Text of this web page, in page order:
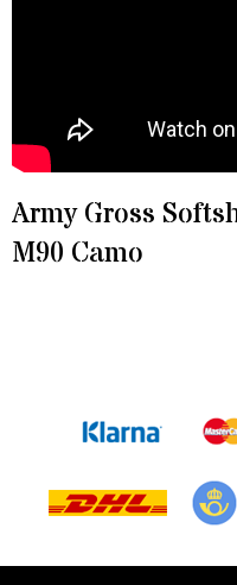
Army Gross
M90 Camo